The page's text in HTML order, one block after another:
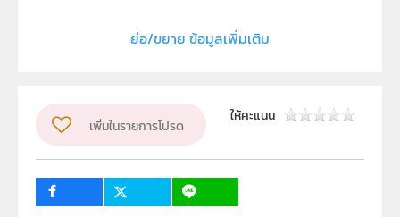
คณะวิทยาศาสตร์ มหาวิทยาลัยนเรศวรเละคณะเวชศาสตร์
ธนิกานต์ กันฑะวงศ์
ระดับชั้น
ครู, นักเรียน
ย่อ/ขยาย ข้อมูลเพิ่มเติม
เพิ่มในรายการโปรด
ให้คะแนน